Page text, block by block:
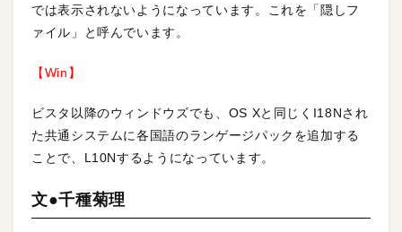
では表示されないようになっています。これを「隠しフ
ァイル」と呼んでいます。
【Win】
ビスタ以降のウィンドウズでも、OS Xと同じくI18Nされ
た共通システムに各国語のランゲージパックを追加する
ことで、L10Nするようになっています。
文●千種菊理